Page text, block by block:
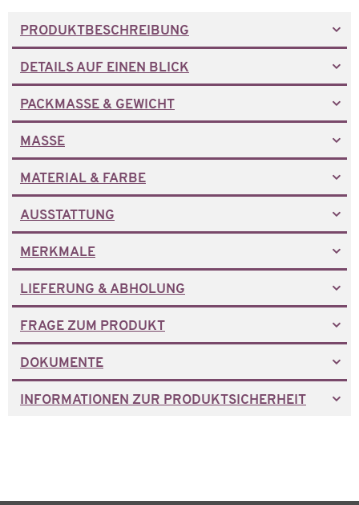
PRODUKTBESCHREIBUNG
DETAILS AUF EINEN BLICK
PACKMASSE & GEWICHT
MASSE
MATERIAL & FARBE
AUSSTATTUNG
MERKMALE
LIEFERUNG & ABHOLUNG
FRAGE ZUM PRODUKT
DOKUMENTE
INFORMATIONEN ZUR PRODUKTSICHERHEIT